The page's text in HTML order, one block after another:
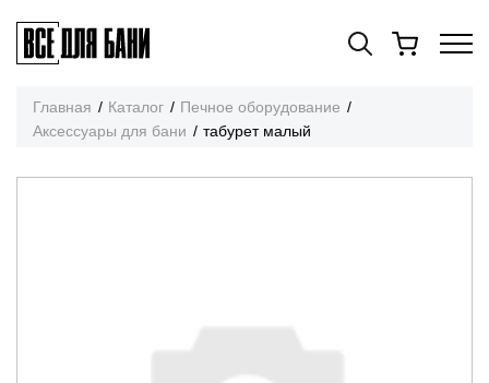
Главная Каталог
Печное оборудование
Аксессуары для бани
табурет малый